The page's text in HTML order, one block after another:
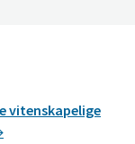
vitenskapelige